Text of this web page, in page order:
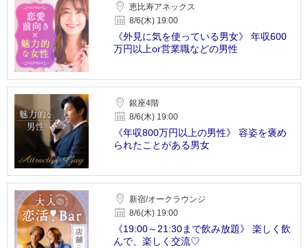
恵比寿アネックス
8/6(木) 19:00
《外見に気を使っている男女》 年収600
万円以上or営業職などの男性
銀座4階
8/6(木) 19:00
《年収800万円以上の男性》 容姿を褒め
られたことがある男女
新宿/オークラウンジ
8/6(木) 19:00
《19:00～21:30まで飲み放題》 楽しく飲
んで、楽しく交流♡